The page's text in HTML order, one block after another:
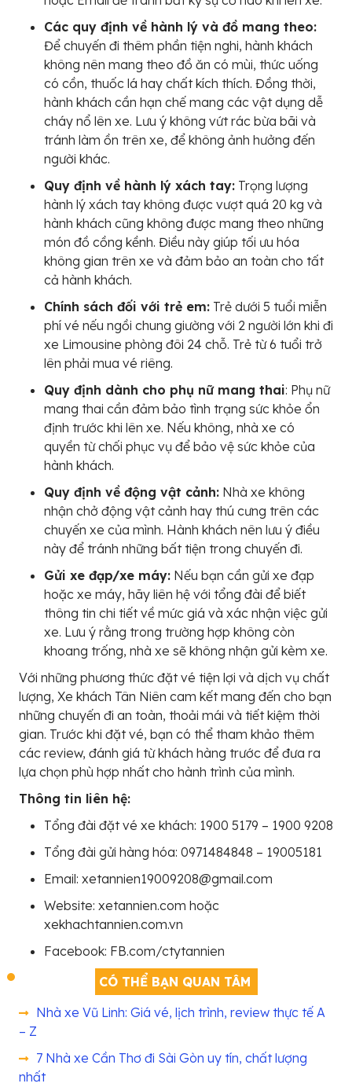
Các quy định về hành lý và đồ mang theo:
Để chuyến đi thêm phần tiện nghi, hành khách
không nên mang theo đồ ăn có mùi, thức uống
có cồn, thuốc lá hay chất kích thích. Đồng thời,
hành khách cần hạn chế mang các vật dụng dễ
cháy nổ lên xe. Lưu ý không vứt rác bừa bãi và
tránh làm ồn trên xe, để không ảnh hưởng đến
người khác.
Quy định về hành lý xách tay: Trọng lượng
hành lý xách tay không được vượt quá 20 kg và
hành khách cũng không được mang theo những
món đồ cồng kềnh. Điều này giúp tối ưu hóa
không gian trên xe và đảm bảo an toàn cho tất
cả hành khách.
Chính sách đối với trẻ em: Trẻ dưới 5 tuổi miễn
phí vé nếu ngồi chung giường với 2 người lớn khi đi
xe Limousine phòng đôi 24 chỗ. Trẻ từ 6 tuổi trở
lên phải mua vé riêng.
Quy định dành cho phụ nữ mang thai: Phụ nữ
mang thai cần đảm bảo tình trạng sức khỏe ổn
định trước khi lên xe. Nếu không, nhà xe có
quyền từ chối phục vụ để bảo vệ sức khỏe của
hành khách.
Quy định về động vật cảnh: Nhà xe không
nhận chở động vật cảnh hay thú cưng trên các
chuyến xe của mình. Hành khách nên lưu ý điều
này để tránh những bất tiện trong chuyến đi.
Gửi xe đạp/xe máy: Nếu bạn cần gửi xe đạp
hoặc xe máy, hãy liên hệ với tổng đài để biết
thông tin chi tiết về mức giá và xác nhận việc gửi
xe. Lưu ý rằng trong trường hợp không còn
khoang trống, nhà xe sẽ không nhận gửi kèm xe.
Với những phương thức đặt vé tiện lợi và dịch vụ chất
lượng, Xe khách Tân Niên cam kết mang đến cho bạn
những chuyến đi an toàn, thoải mái và tiết kiệm thời
gian. Trước khi đặt vé, bạn có thể tham khảo thêm
các review, đánh giá từ khách hàng trước để đưa ra
lựa chọn phù hợp nhất cho hành trình của mình.
Thông tin liên hệ:
Tổng đài đặt vé xe khách: 1900 5179 – 1900 9208
Tổng đài gửi hàng hóa: 0971484848 – 19005181
Email: xetannien19009208@gmail.com
Website: xetannien.com hoặc
xekhachtannien.com.vn
Facebook: FB.com/ctytannien
CÓ THỂ BẠN QUAN TÂM
Nhà xe Vũ Linh: Giá vé, lịch trình, review thực tế A
– Z
7 Nhà xe Cần Thơ đi Sài Gòn uy tín, chất lượng
nhất